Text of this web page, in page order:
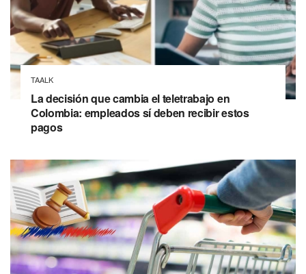
TAALK
La decisión que cambia el teletrabajo en
Colombia: empleados sí deben recibir estos
pagos